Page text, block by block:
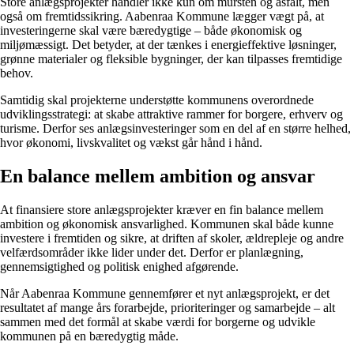
også om fremtidssikring. Aabenraa Kommune lægger vægt på, at
investeringerne skal være bæredygtige – både økonomisk og
miljømæssigt. Det betyder, at der tænkes i energieffektive løsninger,
grønne materialer og fleksible bygninger, der kan tilpasses fremtidige
behov.
Samtidig skal projekterne understøtte kommunens overordnede
udviklingsstrategi: at skabe attraktive rammer for borgere, erhverv og
turisme. Derfor ses anlægsinvesteringer som en del af en større helhed,
hvor økonomi, livskvalitet og vækst går hånd i hånd.
En balance mellem ambition og ansvar
At finansiere store anlægsprojekter kræver en fin balance mellem
ambition og økonomisk ansvarlighed. Kommunen skal både kunne
investere i fremtiden og sikre, at driften af skoler, ældrepleje og andre
velfærdsområder ikke lider under det. Derfor er planlægning,
gennemsigtighed og politisk enighed afgørende.
Når Aabenraa Kommune gennemfører et nyt anlægsprojekt, er det
resultatet af mange års forarbejde, prioriteringer og samarbejde – alt
sammen med det formål at skabe værdi for borgerne og udvikle
kommunen på en bæredygtig måde.